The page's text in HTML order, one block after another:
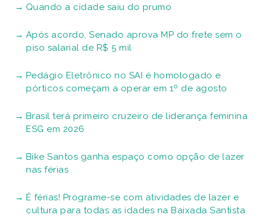
Quando a cidade saiu do prumo
Após acordo, Senado aprova MP do frete sem o
piso salarial de R$ 5 mil
Pedágio Eletrônico no SAI é homologado e
pórticos começam a operar em 1º de agosto
Brasil terá primeiro cruzeiro de liderança feminina
ESG em 2026
Bike Santos ganha espaço como opção de lazer
nas férias
É férias! Programe-se com atividades de lazer e
cultura para todas as idades na Baixada Santista